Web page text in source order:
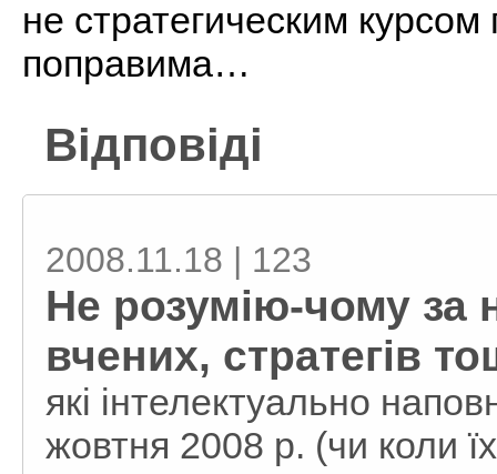
не стратегическим курсом
поправима…
Відповіді
2008.11.18 | 123
Не розумію-чому за
вчених, стратегів
які інтелектуально
жовтня 2008 р. (чи коли